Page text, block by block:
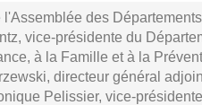
des
vice-présidente du
à la Famille et à la
directeur général
Pelissier, vice-